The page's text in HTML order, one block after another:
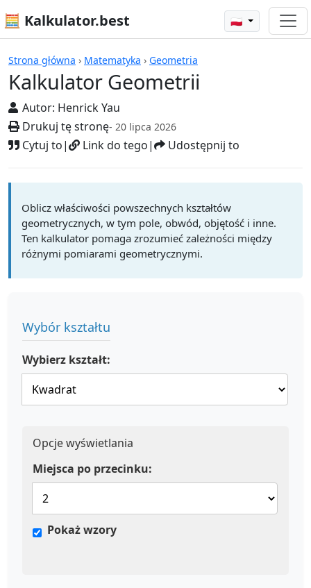
🧮 Kalkulator.best 🇵🇱
Strona główna › Matematyka › Geometria
Kalkulator Geometrii
Autor: Henrick Yau
Drukuj tę stronę- 20 lipca 2026
Cytuj to| Link do tego| Udostępnij to
Kalkulatory
Oblicz właściwości powszechnych kształtów
geometrycznych, w tym pole, obwód, objętość i inne.
Ten kalkulator pomaga zrozumieć zależności między
różnymi pomiarami geometrycznymi.
Wybór kształtu
Wybierz kształt:
Opcje wyświetlania
Miejsca po przecinku:
Pokaż wzory